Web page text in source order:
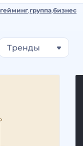
гейминг,группа,бизнес
Тренды